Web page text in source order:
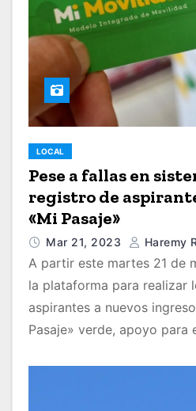
LOCAL
Pese a fallas en
registro de
«Mi Pasaje»
Mar 21, 2023 Haremy
A partir este martes 21 de
la plataforma para realizar
aspirantes a nuevos
Pasaje» verde, apoyo para